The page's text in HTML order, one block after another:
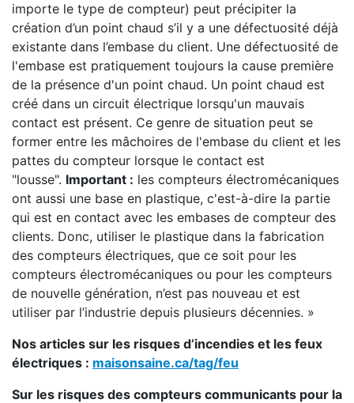
importe le type de compteur) peut précipiter la
création d’un point chaud s’il y a une défectuosité déjà
existante dans l’embase du client. Une défectuosité de
l'embase est pratiquement toujours la cause première
de la présence d'un point chaud. Un point chaud est
créé dans un circuit électrique lorsqu'un mauvais
contact est présent. Ce genre de situation peut se
former entre les mâchoires de l'embase du client et les
pattes du compteur lorsque le contact est
"lousse". Important : les compteurs électromécaniques
ont aussi une base en plastique, c'est-à-dire la partie
qui est en contact avec les embases de compteur des
clients. Donc, utiliser le plastique dans la fabrication
des compteurs électriques, que ce soit pour les
compteurs électromécaniques ou pour les compteurs
de nouvelle génération, n’est pas nouveau et est
utiliser par l’industrie depuis plusieurs décennies. »
Nos articles sur les risques d’incendies et les feux
électriques : maisonsaine.ca/tag/feu
Sur les risques des compteurs communicants pour la